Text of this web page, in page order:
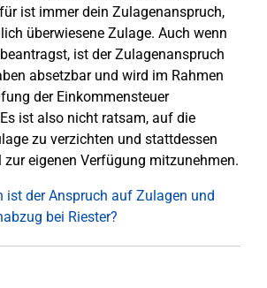
ist immer dein Zulagenanspruch,
überwiesene Zulage. Auch wenn
ist der Zulagenanspruch
absetzbar und wird im Rahmen
der Einkommensteuer
ist also nicht ratsam, auf die
zu verzichten und stattdessen
zur eigenen Verfügung mitzunehmen.
ist der Anspruch auf Zulagen und
bei Riester?